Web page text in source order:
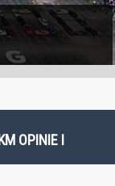
OPINIE I